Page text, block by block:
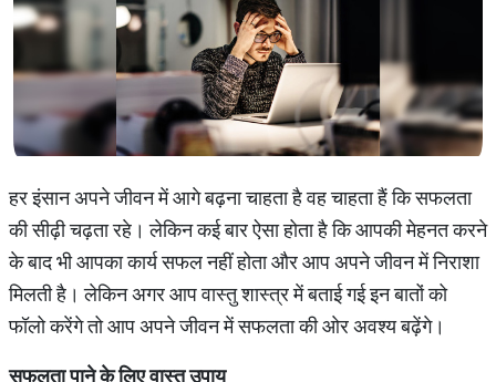
हर इंसान अपने जीवन में आगे बढ़ना चाहता है वह चाहता हैं कि सफलता
की सीढ़ी चढ़ता रहे। लेकिन कई बार ऐसा होता है कि आपकी मेहनत करने
के बाद भी आपका कार्य सफल नहीं होता और आप अपने जीवन में निराशा
मिलती है। लेकिन अगर आप वास्तु शास्त्र में बताई गई इन बातों को
फॉलो करेंगे तो आप अपने जीवन में सफलता की ओर अवश्य बढ़ेंगे।
सफलतापानेकेलिएवास्तुउपाय